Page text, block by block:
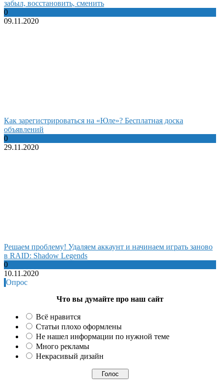
забыл, восстановить, сменить
0
09.11.2020
Как зарегистрироваться на «Юле»? Бесплатная доска
объявлений
0
29.11.2020
Решаем проблему! Удаляем аккаунт и начинаем играть заново
в RAID: Shadow Legends
0
10.11.2020
Опрос
Что вы думайте про наш сайт
Всё нравится
Статьи плохо оформлены
Не нашел информации по нужной теме
Много рекламы
Некрасивый дизайн